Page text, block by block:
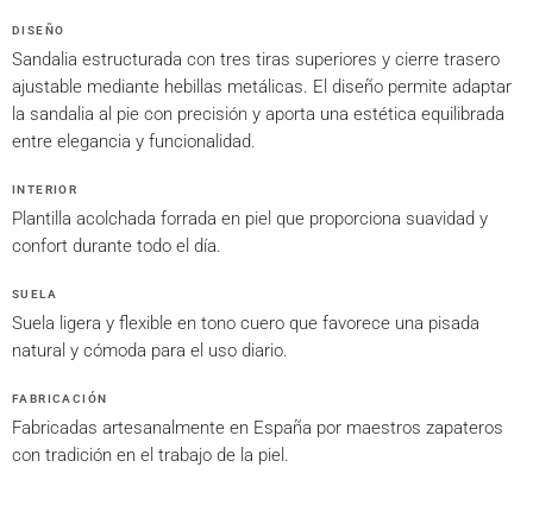
DISEÑO
Sandalia estructurada con tres tiras superiores y cierre trasero
ajustable mediante hebillas metálicas. El diseño permite adaptar
la sandalia al pie con precisión y aporta una estética equilibrada
entre elegancia y funcionalidad.
INTERIOR
Plantilla acolchada forrada en piel que proporciona suavidad y
confort durante todo el día.
SUELA
Suela ligera y flexible en tono cuero que favorece una pisada
natural y cómoda para el uso diario.
FABRICACIÓN
Fabricadas artesanalmente en España por maestros zapateros
con tradición en el trabajo de la piel.